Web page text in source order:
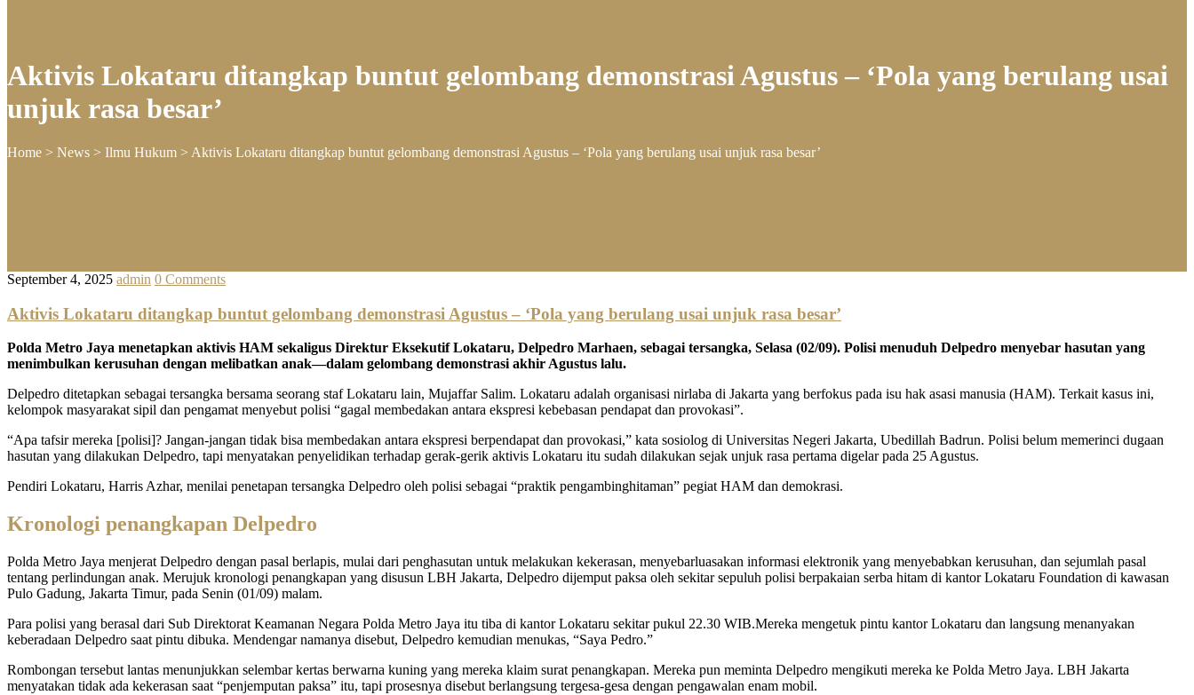
Aktivis Lokataru ditangkap buntut gelombang demonstrasi Agustus – ‘Pola yang berulang usai
unjuk rasa besar’
Home > News > Ilmu Hukum > Aktivis Lokataru ditangkap buntut gelombang demonstrasi Agustus – ‘Pola yang berulang usai unjuk rasa besar’
September 4, 2025 admin 0 Comments
Aktivis Lokataru ditangkap buntut gelombang demonstrasi Agustus – ‘Pola yang berulang usai unjuk rasa besar’
Polda Metro Jaya menetapkan aktivis HAM sekaligus Direktur Eksekutif Lokataru, Delpedro Marhaen, sebagai tersangka, Selasa (02/09). Polisi menuduh Delpedro menyebar hasutan yang
menimbulkan kerusuhan dengan melibatkan anak—dalam gelombang demonstrasi akhir Agustus lalu.
Delpedro ditetapkan sebagai tersangka bersama seorang staf Lokataru lain, Mujaffar Salim. Lokataru adalah organisasi nirlaba di Jakarta yang berfokus pada isu hak asasi manusia (HAM). Terkait kasus ini,
kelompok masyarakat sipil dan pengamat menyebut polisi “gagal membedakan antara ekspresi kebebasan pendapat dan provokasi”.
“Apa tafsir mereka [polisi]? Jangan-jangan tidak bisa membedakan antara ekspresi berpendapat dan provokasi,” kata sosiolog di Universitas Negeri Jakarta, Ubedillah Badrun. Polisi belum memerinci dugaan
hasutan yang dilakukan Delpedro, tapi menyatakan penyelidikan terhadap gerak-gerik aktivis Lokataru itu sudah dilakukan sejak unjuk rasa pertama digelar pada 25 Agustus.
Pendiri Lokataru, Harris Azhar, menilai penetapan tersangka Delpedro oleh polisi sebagai “praktik pengambinghitaman” pegiat HAM dan demokrasi.
Kronologi penangkapan Delpedro
Polda Metro Jaya menjerat Delpedro dengan pasal berlapis, mulai dari penghasutan untuk melakukan kekerasan, menyebarluasakan informasi elektronik yang menyebabkan kerusuhan, dan sejumlah pasal
tentang perlindungan anak. Merujuk kronologi penangkapan yang disusun LBH Jakarta, Delpedro dijemput paksa oleh sekitar sepuluh polisi berpakaian serba hitam di kantor Lokataru Foundation di kawasan
Pulo Gadung, Jakarta Timur, pada Senin (01/09) malam.
Para polisi yang berasal dari Sub Direktorat Keamanan Negara Polda Metro Jaya itu tiba di kantor Lokataru sekitar pukul 22.30 WIB.Mereka mengetuk pintu kantor Lokataru dan langsung menanyakan
keberadaan Delpedro saat pintu dibuka. Mendengar namanya disebut, Delpedro kemudian menukas, “Saya Pedro.”
Rombongan tersebut lantas menunjukkan selembar kertas berwarna kuning yang mereka klaim surat penangkapan. Mereka pun meminta Delpedro mengikuti mereka ke Polda Metro Jaya. LBH Jakarta
menyatakan tidak ada kekerasan saat “penjemputan paksa” itu, tapi prosesnya disebut berlangsung tergesa-gesa dengan pengawalan enam mobil.